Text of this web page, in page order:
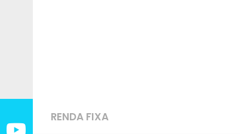
RENDA FIXA